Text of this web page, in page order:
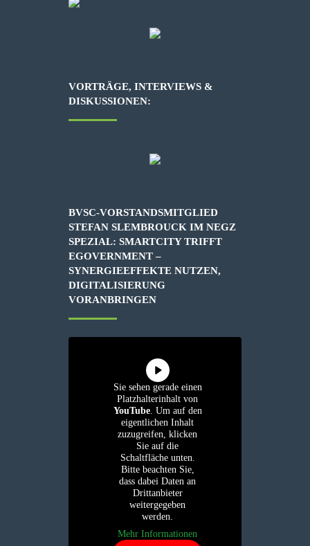
VORTRÄGE, INTERVIEWS &
DISKUSSIONEN:
BVSC-VORSTANDSMITGLIED
STEFAN SLEMBROUCK IM NEGZ
SPEZIAL: SMARTCITY TRIFFT
EGOVERNMENT –
SYNERGIEEFFEKTE NUTZEN,
DIGITALISIERUNG
VORANBRINGEN
Sie sehen gerade einen
Platzhalterinhalt von
YouTube. Um auf den
eigentlichen Inhalt
zuzugreifen, klicken
Sie auf die
Schaltfläche unten.
Bitte beachten Sie,
dass dabei Daten an
Drittanbieter
weitergegeben
werden.
Mehr Informationen